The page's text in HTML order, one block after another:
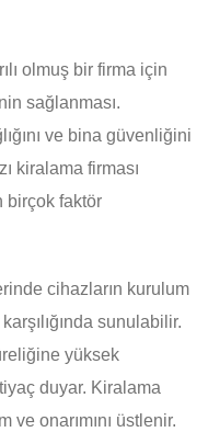
olmuş bir firma için
sağlanması.
ve bina güvenliğini
kiralama firması
birçok faktör
cihazların kurulum
sunulabilir.
yüksek
duyar. Kiralama
ve onarımını üstlenir.